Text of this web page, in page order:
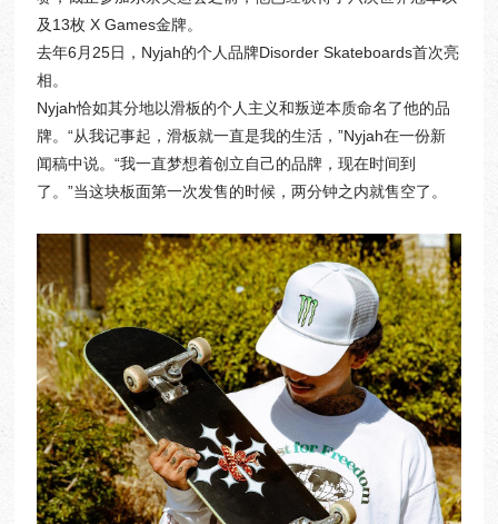
及13枚 X Games金牌。
去年6月25日，Nyjah的个人品牌Disorder Skateboards首次亮
相。
Nyjah恰如其分地以滑板的个人主义和叛逆本质命名了他的品
牌。“从我记事起，滑板就一直是我的生活，”Nyjah在一份新
闻稿中说。“我一直梦想着创立自己的品牌，现在时间到
了。”当这块板面第一次发售的时候，两分钟之内就售空了。